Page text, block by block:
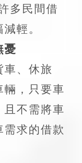
多民間借
輕。
憂
、休旅
，只要車
不需將車
求的借款